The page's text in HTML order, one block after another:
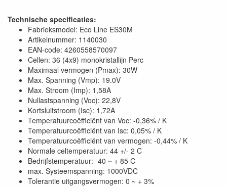
Technische specificaties:
Fabrieksmodel: Eco Line ES30M
Artikelnummer: 1140030
EAN-code: 4260558570097
Cellen: 36 (4x9) monokristallijn Perc
Maximaal vermogen (Pmax): 30W
Max. Spanning (Vmp): 19.0V
Max. Stroom (Imp): 1,58A
Nullastspanning (Voc): 22,8V
Kortsluitstroom (Isc): 1,72A
Temperatuurcoëfficiënt van Voc: -0,36% / K
Temperatuurcoëfficiënt van Isc: 0,05% / K
Temperatuurcoëfficiënt van vermogen: -0,44% / K
Normale celtemperatuur: 44 +/- 2 C
Bedrijfstemperatuur: -40 ~ + 85 C
max. Systeemspanning: 1000VDC
Tolerantie uitgangsvermogen: 0 ~ + 3%